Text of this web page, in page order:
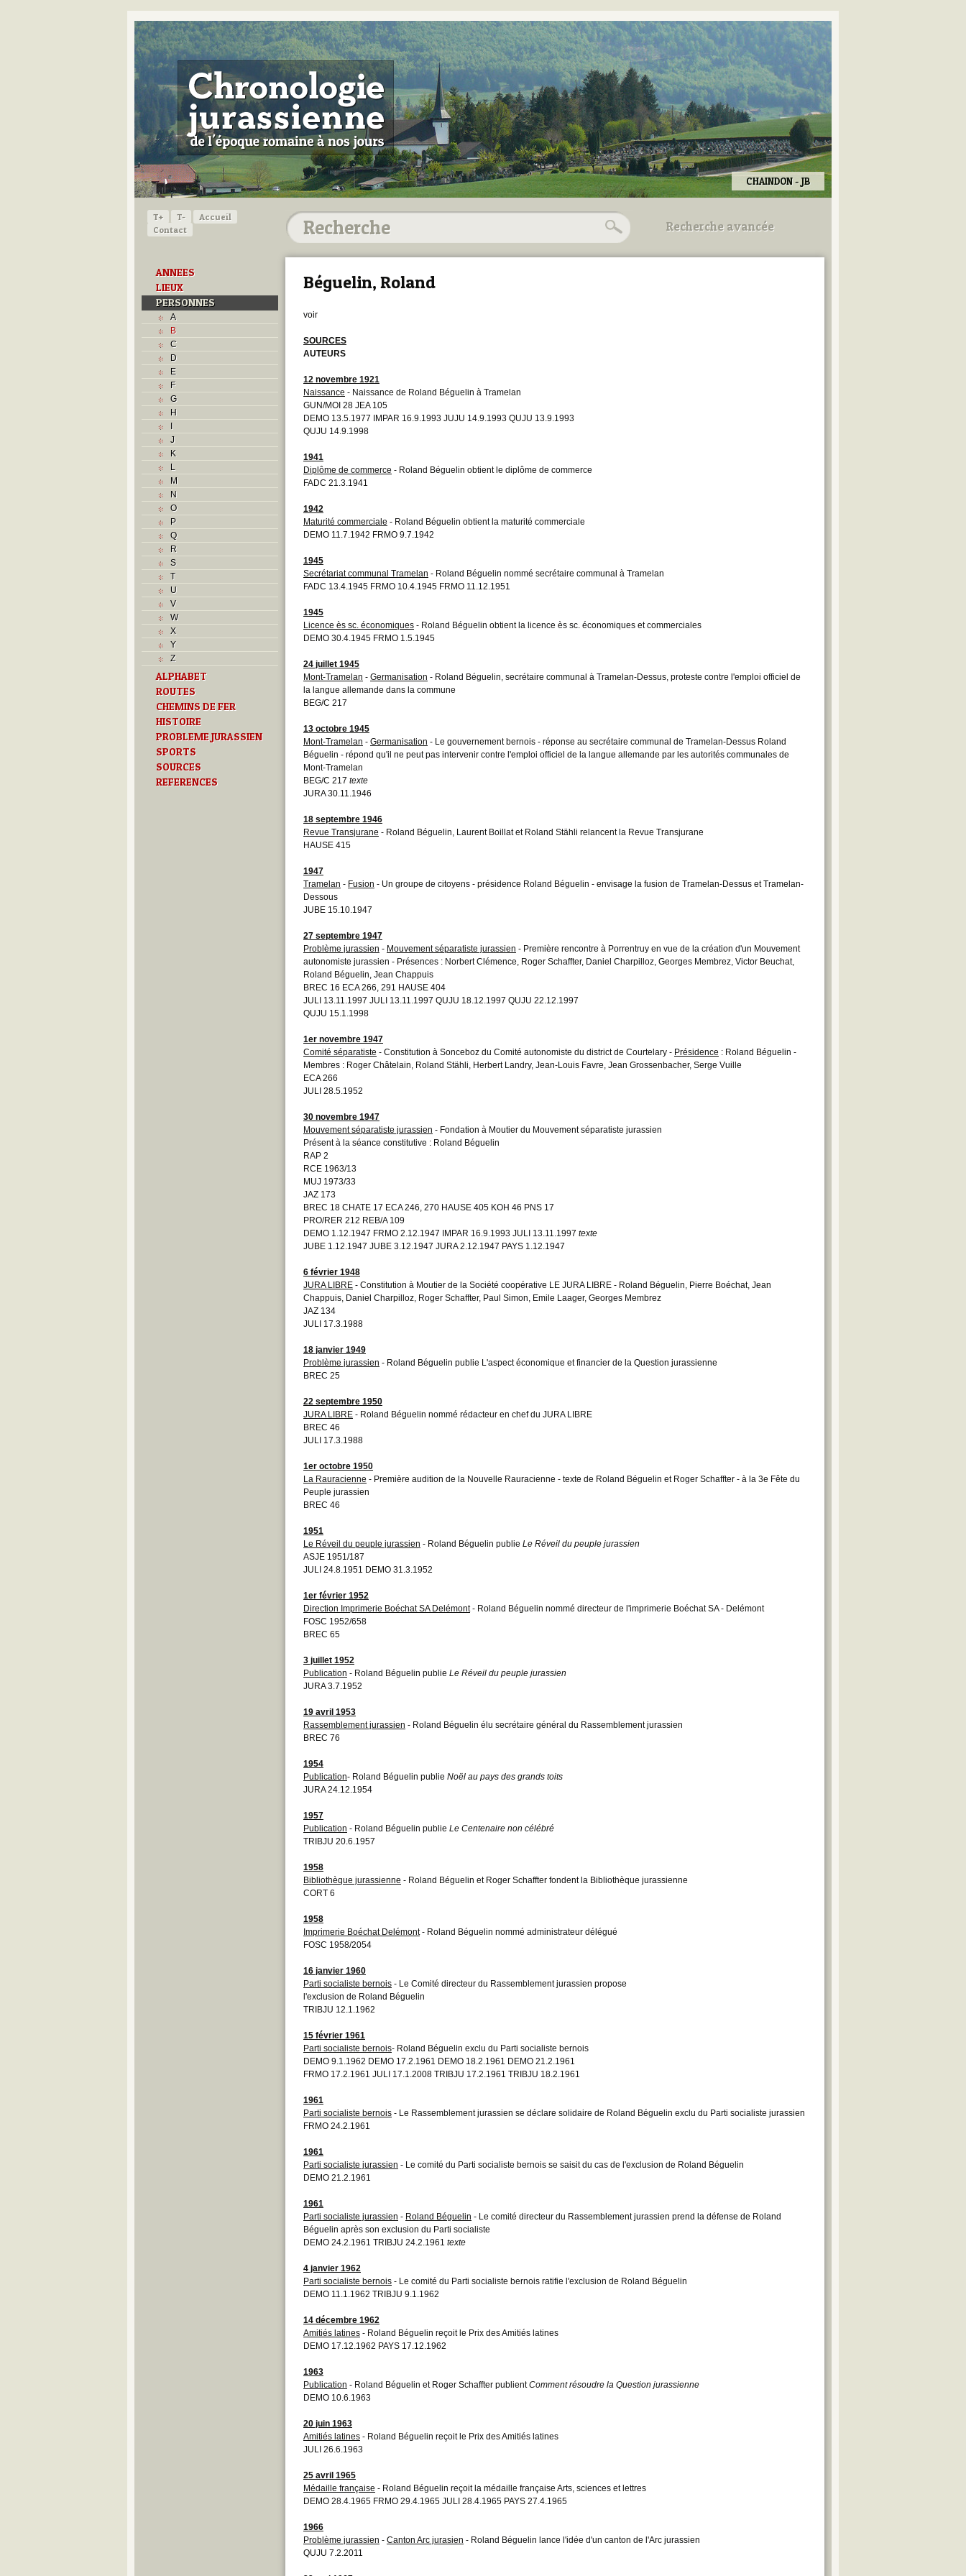
CHAINDON - JB
T+ T-
Accueil
Contact
ANNEES
LIEUX
PERSONNES
A
B
C
D
E
F
G
H
I
J
K
L
M
N
O
P
Q
R
S
T
U
V
W
X
Y
Z
ALPHABET
ROUTES
CHEMINS DE FER
HISTOIRE
PROBLEME JURASSIEN
SPORTS
SOURCES
REFERENCES
Recherche avancée
Utilisez les champs ci-dessous
Béguelin, Roland
voir
SOURCES
AUTEURS
12 novembre 1921
Naissance - Naissance de Roland Béguelin à Tramelan
GUN/MOI 28 JEA 105
DEMO 13.5.1977 IMPAR 16.9.1993 JUJU 14.9.1993 QUJU 13.9.1993
QUJU 14.9.1998
1941
Diplôme de commerce - Roland Béguelin obtient le diplôme de commerce
FADC 21.3.1941
1942
Maturité commerciale - Roland Béguelin obtient la maturité commerciale
DEMO 11.7.1942 FRMO 9.7.1942
1945
Secrétariat communal Tramelan - Roland Béguelin nommé secrétaire communal à Tramelan
FADC 13.4.1945 FRMO 10.4.1945 FRMO 11.12.1951
1945
Licence ès sc. économiques - Roland Béguelin obtient la licence ès sc. économiques et commerciales
DEMO 30.4.1945 FRMO 1.5.1945
24 juillet 1945
Mont-Tramelan - Germanisation - Roland Béguelin, secrétaire communal à Tramelan-Dessus, proteste contre l'emploi officiel de
la langue allemande dans la commune
BEG/C 217
13 octobre 1945
Mont-Tramelan - Germanisation - Le gouvernement bernois - réponse au secrétaire communal de Tramelan-Dessus Roland
Béguelin - répond qu'il ne peut pas intervenir contre l'emploi officiel de la langue allemande par les autorités communales de
Mont-Tramelan
BEG/C 217 texte
JURA 30.11.1946
18 septembre 1946
Revue Transjurane - Roland Béguelin, Laurent Boillat et Roland Stähli relancent la Revue Transjurane
HAUSE 415
1947
Tramelan - Fusion - Un groupe de citoyens - présidence Roland Béguelin - envisage la fusion de Tramelan-Dessus et Tramelan-
Dessous
JUBE 15.10.1947
27 septembre 1947
Problème jurassien - Mouvement séparatiste jurassien - Première rencontre à Porrentruy en vue de la création d'un Mouvement
autonomiste jurassien - Présences : Norbert Clémence, Roger Schaffter, Daniel Charpilloz, Georges Membrez, Victor Beuchat,
Roland Béguelin, Jean Chappuis
BREC 16 ECA 266, 291 HAUSE 404
JULI 13.11.1997 JULI 13.11.1997 QUJU 18.12.1997 QUJU 22.12.1997
QUJU 15.1.1998
1er novembre 1947
Comité séparatiste - Constitution à Sonceboz du Comité autonomiste du district de Courtelary - Présidence : Roland Béguelin -
Membres : Roger Châtelain, Roland Stähli, Herbert Landry, Jean-Louis Favre, Jean Grossenbacher, Serge Vuille
ECA 266
JULI 28.5.1952
30 novembre 1947
Mouvement séparatiste jurassien - Fondation à Moutier du Mouvement séparatiste jurassien
Présent à la séance constitutive : Roland Béguelin
RAP 2
RCE 1963/13
MUJ 1973/33
JAZ 173
BREC 18 CHATE 17 ECA 246, 270 HAUSE 405 KOH 46 PNS 17
PRO/RER 212 REB/A 109
DEMO 1.12.1947 FRMO 2.12.1947 IMPAR 16.9.1993 JULI 13.11.1997 texte
JUBE 1.12.1947 JUBE 3.12.1947 JURA 2.12.1947 PAYS 1.12.1947
6 février 1948
JURA LIBRE - Constitution à Moutier de la Société coopérative LE JURA LIBRE - Roland Béguelin, Pierre Boéchat, Jean
Chappuis, Daniel Charpilloz, Roger Schaffter, Paul Simon, Emile Laager, Georges Membrez
JAZ 134
JULI 17.3.1988
18 janvier 1949
Problème jurassien - Roland Béguelin publie L'aspect économique et financier de la Question jurassienne
BREC 25
22 septembre 1950
JURA LIBRE - Roland Béguelin nommé rédacteur en chef du JURA LIBRE
BREC 46
JULI 17.3.1988
1er octobre 1950
La Rauracienne - Première audition de la Nouvelle Rauracienne - texte de Roland Béguelin et Roger Schaffter - à la 3e Fête du
Peuple jurassien
BREC 46
1951
Le Réveil du peuple jurassien - Roland Béguelin publie Le Réveil du peuple jurassien
ASJE 1951/187
JULI 24.8.1951 DEMO 31.3.1952
1er février 1952
Direction Imprimerie Boéchat SA Delémont- Roland Béguelin nommé directeur de l'imprimerie Boéchat SA - Delémont
FOSC 1952/658
BREC 65
3 juillet 1952
Publication - Roland Béguelin publie Le Réveil du peuple jurassien
JURA 3.7.1952
19 avril 1953
Rassemblement jurassien - Roland Béguelin élu secrétaire général du Rassemblement jurassien
BREC 76
1954
Publication- Roland Béguelin publie Noël au pays des grands toits
JURA 24.12.1954
1957
Publication - Roland Béguelin publie Le Centenaire non célébré
TRIBJU 20.6.1957
1958
Bibliothèque jurassienne - Roland Béguelin et Roger Schaffter fondent la Bibliothèque jurassienne
CORT 6
1958
Imprimerie Boéchat Delémont- Roland Béguelin nommé administrateur délégué
FOSC 1958/2054
16 janvier 1960
Parti socialiste bernois - Le Comité directeur du Rassemblement jurassien propose
l'exclusion de Roland Béguelin
TRIBJU 12.1.1962
15 février 1961
Parti socialiste bernois- Roland Béguelin exclu du Parti socialiste bernois
DEMO 9.1.1962 DEMO 17.2.1961 DEMO 18.2.1961 DEMO 21.2.1961
FRMO 17.2.1961 JULI 17.1.2008 TRIBJU 17.2.1961 TRIBJU 18.2.1961
1961
Parti socialiste bernois - Le Rassemblement jurassien se déclare solidaire de Roland Béguelin exclu du Parti socialiste jurassien
FRMO 24.2.1961
1961
Parti socialiste jurassien - Le comité du Parti socialiste bernois se saisit du cas de l'exclusion de Roland Béguelin
DEMO 21.2.1961
1961
Parti socialiste jurassien - Roland Béguelin - Le comité directeur du Rassemblement jurassien prend la défense de Roland
Béguelin après son exclusion du Parti socialiste
DEMO 24.2.1961 TRIBJU 24.2.1961 texte
4 janvier 1962
Parti socialiste bernois - Le comité du Parti socialiste bernois ratifie l'exclusion de Roland Béguelin
DEMO 11.1.1962 TRIBJU 9.1.1962
14 décembre 1962
Amitiés latines - Roland Béguelin reçoit le Prix des Amitiés latines
DEMO 17.12.1962 PAYS 17.12.1962
1963
Publication - Roland Béguelin et Roger Schaffter publientComment résoudre la Question jurassienne
DEMO 10.6.1963
20 juin 1963
Amitiés latines - Roland Béguelin reçoit le Prix des Amitiés latines
JULI 26.6.1963
25 avril 1965
Médaille française - Roland Béguelin reçoit la médaille française Arts, sciences et lettres
DEMO 28.4.1965 FRMO 29.4.1965 JULI 28.4.1965 PAYS 27.4.1965
1966
Problème jurassien - Canton Arc jurasien - Roland Béguelin lance l'idée d'un canton de l'Arc jurassien
QUJU 7.2.2011